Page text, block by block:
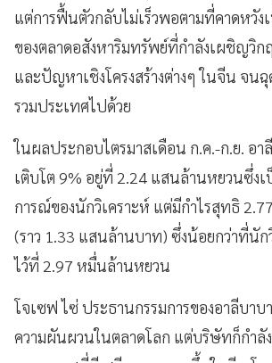
แต่การฟื้นตัวกลับไม่เร็วพอตามที่คาดหวัง
ของตลาดอสังหาริมทรัพย์ที่กำลังเผชิญวิ
และปัญหาเชิงโครงสร้างต่างๆ ในจีน จน
รวมประเทศไปด้วย
ในผลประกอบไตรมาสเดือน ก.ค.-ก.ย. อา
เติบโต 9% อยู่ที่ 2.24 แสนล้านหยวนซึ่ง
การณ์ของนักวิเคราะห์ แต่มีกำไรสุทธิ
(ราว 1.33 แสนล้านบาท) ซึ่งน้อยกว่าที่นัก
ไว้ที่ 2.97 หมื่นล้านหยวน
โจเซฟ ไซ่ ประธานกรรมการของอาลีบาบ
ความผันผวนในตลาดโลก แต่บริษัทก็กำลัง